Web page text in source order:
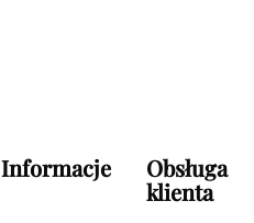
Informacje
Obsługa
klienta